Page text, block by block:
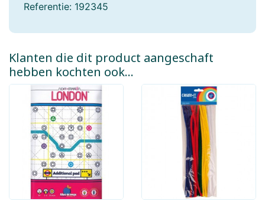
Referentie: 192345
Klanten die dit product aangeschaft
hebben kochten ook...